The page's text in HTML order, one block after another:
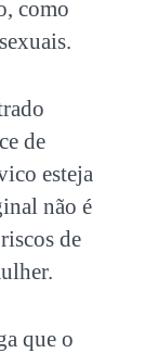
como
de
esteja
não é
de
que o